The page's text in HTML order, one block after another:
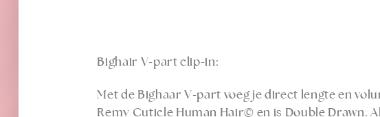
Bighair V-part clip-in:
Met de Bighaar V-part voeg je direct lengte en
Remy Cuticle Human Hair© en is Double Drawn.